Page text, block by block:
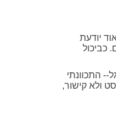
יודעת
כביכול
התכוונתי
ולא קישור,